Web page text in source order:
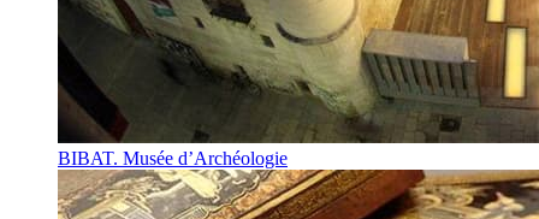
BIBAT. Musée d’Archéologie